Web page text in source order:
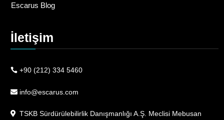
Escarus Blog
İletişim
+90 (212) 334 5460
info@escarus.com
TSKB Sürdürülebilirlik Danışmanlığı A.Ş. Meclisi Mebusan